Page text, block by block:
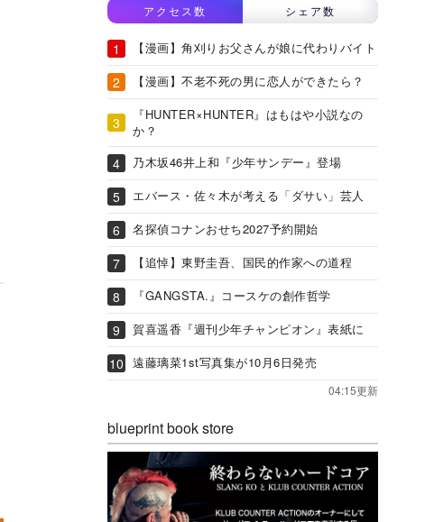
アクセス数 シェア数
【漫画】角刈りお父さんが娘に代わりバイト
【漫画】不老不死の男に恋人ができたら？
『HUNTER×HUNTER』はもはや小説なの
か？
乃木坂46井上和『少年サンデー』登場
エバース・佐々木が考える「ダサい」芸人
名探偵コナンおせち2027予約開始
【追悼】東野圭吾、国民的作家への道程
『GANGSTA.』コースケの創作哲学
賀喜遥香『週刊少年チャンピオン』表紙に
遠藤璃菜1st写真集が10月6日発売
04:15更新
blueprint book store